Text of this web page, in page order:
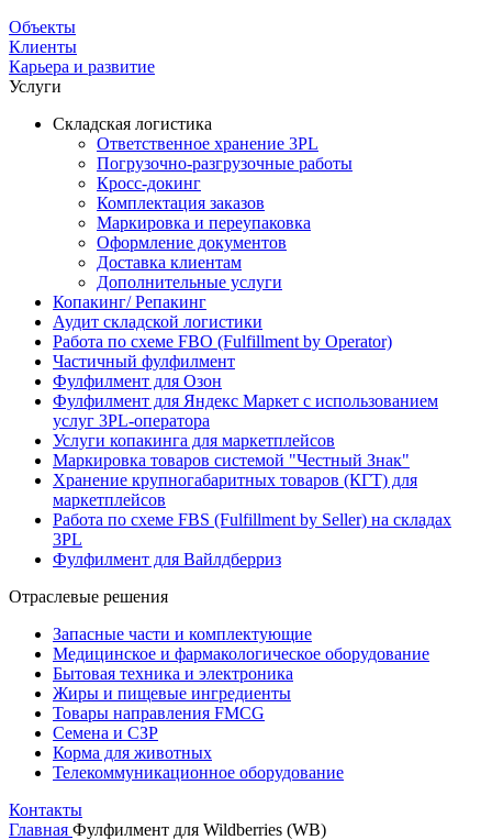
Объекты
Клиенты
Карьера и развитие
Услуги
Складская логистика
Ответственное хранение 3PL
Погрузочно-разгрузочные работы
Кросс-докинг
Комплектация заказов
Маркировка и переупаковка
Оформление документов
Доставка клиентам
Дополнительные услуги
Копакинг/ Репакинг
Аудит складской логистики
Работа по схеме FBO (Fulfillment by Operator)
Частичный фулфилмент
Фулфилмент для Озон
Фулфилмент для Яндекс Маркет с использованием
услуг 3PL-оператора
Услуги копакинга для маркетплейсов
Маркировка товаров системой "Честный Знак"
Хранение крупногабаритных товаров (КГТ) для
маркетплейсов
Работа по схеме FBS (Fulfillment by Seller) на складах
3PL
Фулфилмент для Вайлдберриз
Отраслевые решения
Запасные части и комплектующие
Медицинское и фармакологическое оборудование
Бытовая техника и электроника
Жиры и пищевые ингредиенты
Товары направления FMCG
Семена и СЗР
Корма для животных
Телекоммуникационное оборудование
Контакты
Главная Фулфилмент для Wildberries (WB)